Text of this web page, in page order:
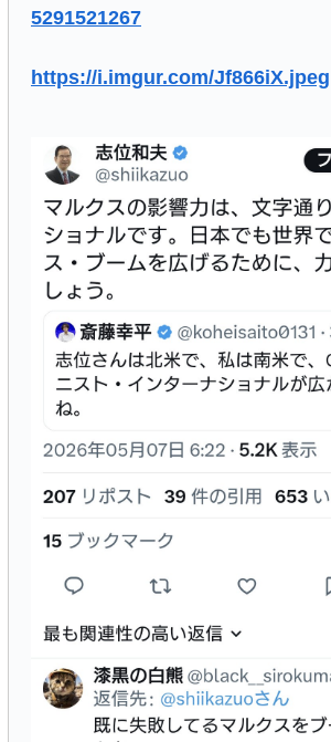
5291521267
https://i.imgur.com/Jf866iX.jpeg